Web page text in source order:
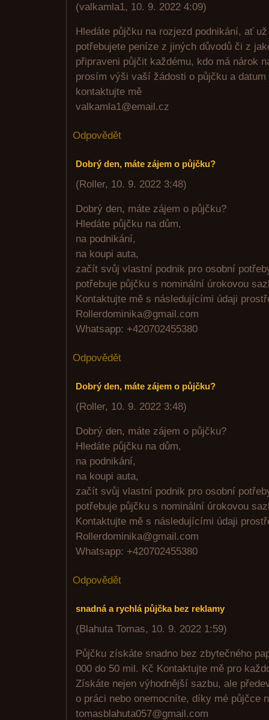
(valkamla1, 10. 9. 2022 4:09)
Hledáte půjčku na rozjezd podnikání, ať
potřebujete peníze z jiných důvodů či z
připraveni půjčit každému, kdo má nárok
prosím výši vaší žádosti o půjčku a
kontaktujte mě
valkamla1@email.cz
Odpovědět
Dobrý den, máte zájem o půjčku?
(Roller, 10. 9. 2022 3:48)
Dobrý den, máte zájem o půjčku?
Hledáte půjčku na dům,
na podnikání,
na koupi auta,
začít svůj vlastní podnik pro osobní
potřebuje půjčku s nominální úrokovou
Kontaktujte mě s následujícími údaji
Rollerdominika@gmail.com
Whatsapp: +420702455380
Odpovědět
Dobrý den, máte zájem o půjčku?
(Roller, 10. 9. 2022 3:48)
Dobrý den, máte zájem o půjčku?
Hledáte půjčku na dům,
na podnikání,
na koupi auta,
začít svůj vlastní podnik pro osobní
potřebuje půjčku s nominální úrokovou
Kontaktujte mě s následujícími údaji
Rollerdominika@gmail.com
Whatsapp: +420702455380
Odpovědět
snadná a rychlá půjčka bez reklamy
(Blahuta Tomas, 10. 9. 2022 1:59)
Půjčku získáte snadno bez zbytečného
000 do 50 mil. Kč Kontaktujte mě pro
Získáte nejen výhodnější sazbu, ale
o práci nebo onemocníte, díky mé půjčce
tomasblahuta057@gmail.com